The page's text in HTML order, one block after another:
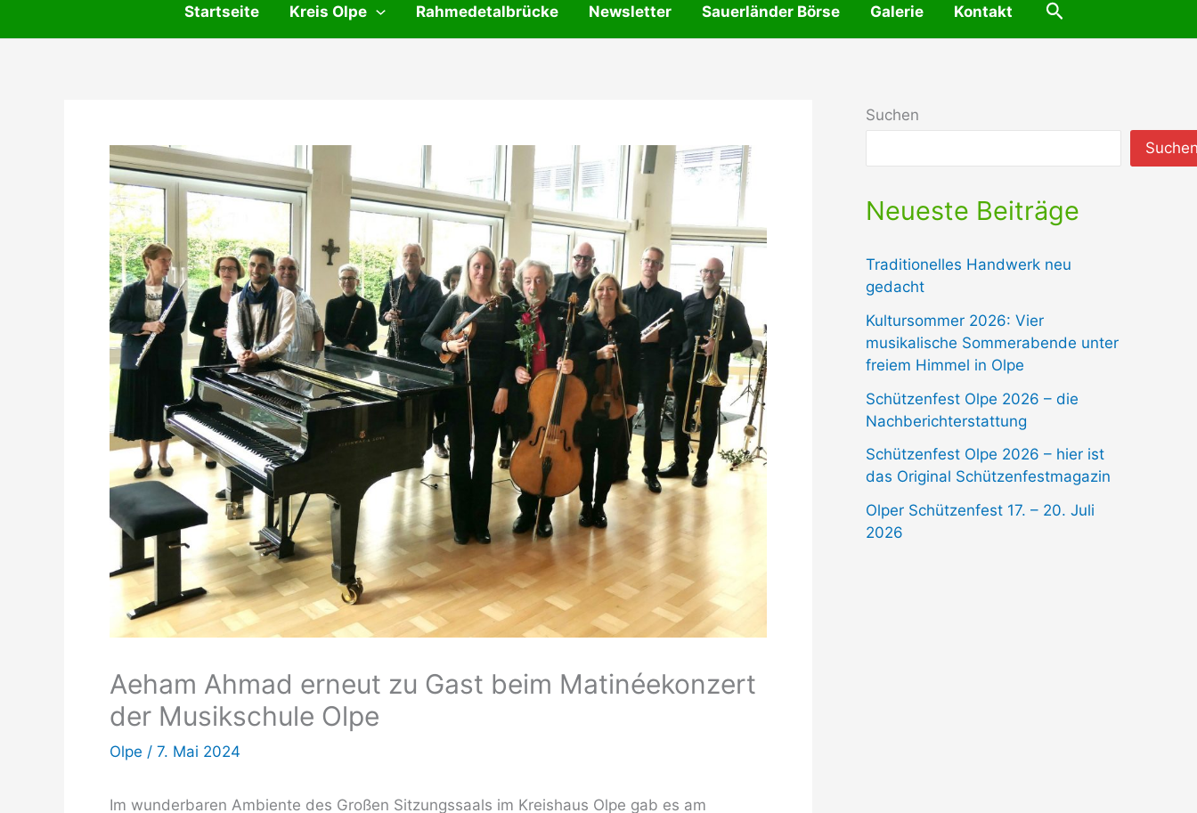
Startseite Kreis Olpe Rahmedetalbrücke Newsletter Sauerländer Börse Galerie Kontakt Suchen
Aeham Ahmad erneut zu Gast beim Matinéekonzert
der Musikschule Olpe
Olpe / 7. Mai 2024
Im wunderbaren Ambiente des Großen Sitzungssaals im Kreishaus Olpe gab es am
Suchen
Neueste Beiträge
Traditionelles Handwerk neu
gedacht
Kultursommer 2026: Vier
musikalische Sommerabende unter
freiem Himmel in Olpe
Schützenfest Olpe 2026 – die
Nachberichterstattung
Schützenfest Olpe 2026 – hier ist
das Original Schützenfestmagazin
Olper Schützenfest 17. – 20. Juli
2026